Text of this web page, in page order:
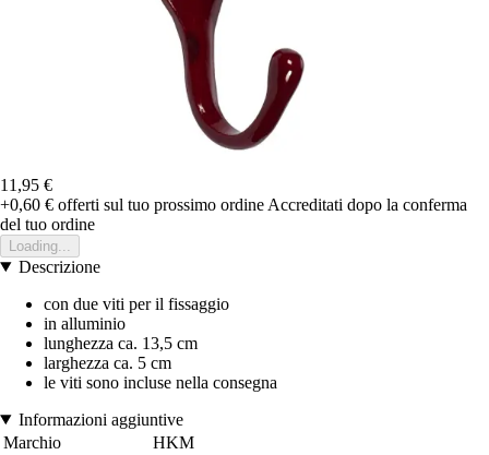
11,95 €
+0,60 € offerti sul tuo prossimo ordine Accreditati dopo la conferma
del tuo ordine
Loading...
Descrizione
con due viti per il fissaggio
in alluminio
lunghezza ca. 13,5 cm
larghezza ca. 5 cm
le viti sono incluse nella consegna
Informazioni aggiuntive
Marchio
HKM